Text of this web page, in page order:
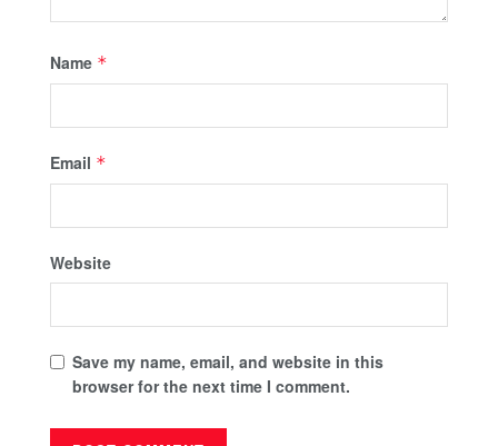
Name *
Email *
Website
Save my name, email, and website in this
browser for the next time I comment.